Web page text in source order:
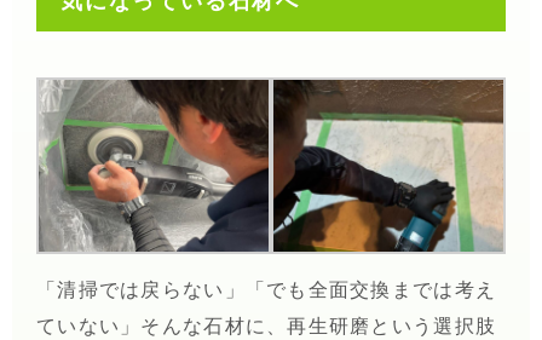
「清掃では戻らない」「でも全面交換までは考え
ていない」そんな石材に、再生研磨という選択肢